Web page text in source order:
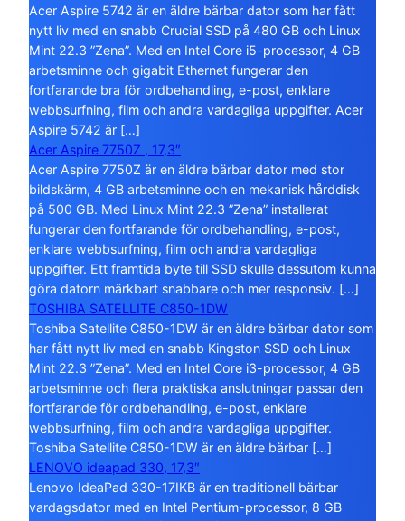
Acer Aspire 5742 är en äldre bärbar dator som har fått
nytt liv med en snabb Crucial SSD på 480 GB och Linux
Mint 22.3 ”Zena”. Med en Intel Core i5-processor, 4 GB
arbetsminne och gigabit Ethernet fungerar den
fortfarande bra för ordbehandling, e-post, enklare
webbsurfning, film och andra vardagliga uppgifter. Acer
Aspire 5742 är […]
Acer Aspire 7750Z , 17,3″
Acer Aspire 7750Z är en äldre bärbar dator med stor
bildskärm, 4 GB arbetsminne och en mekanisk hårddisk
på 500 GB. Med Linux Mint 22.3 ”Zena” installerat
fungerar den fortfarande för ordbehandling, e-post,
enklare webbsurfning, film och andra vardagliga
uppgifter. Ett framtida byte till SSD skulle dessutom kunna
göra datorn märkbart snabbare och mer responsiv. […]
TOSHIBA SATELLITE C850-1DW
Toshiba Satellite C850-1DW är en äldre bärbar dator som
har fått nytt liv med en snabb Kingston SSD och Linux
Mint 22.3 ”Zena”. Med en Intel Core i3-processor, 4 GB
arbetsminne och flera praktiska anslutningar passar den
fortfarande för ordbehandling, e-post, enklare
webbsurfning, film och andra vardagliga uppgifter.
Toshiba Satellite C850-1DW är en äldre bärbar […]
LENOVO ideapad 330, 17,3″
Lenovo IdeaPad 330-17IKB är en traditionell bärbar
vardagsdator med en Intel Pentium-processor, 8 GB